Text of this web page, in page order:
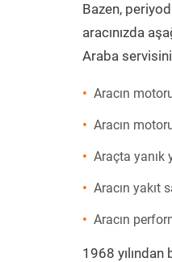
Bazen,
aracınızda
Araba
Aracın
Aracın
Araçta yanık
Aracın yakıt
Aracın
1968